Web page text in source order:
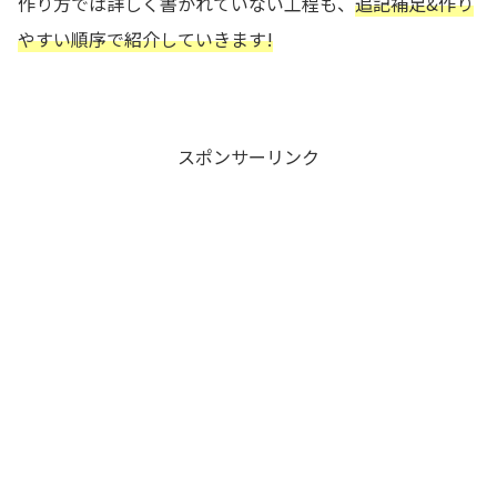
やすい順序で紹介していきます!
スポンサーリンク